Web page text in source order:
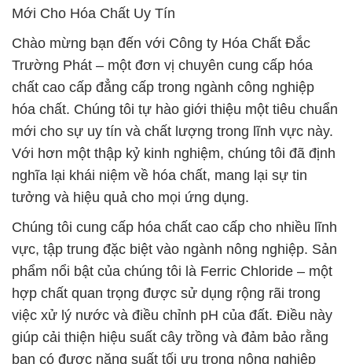
hóa chất. Chúng tôi tự hào giới thiệu một tiêu chuẩn
mới cho sự uy tín và chất lượng trong lĩnh vực này.
Với hơn một thập kỷ kinh nghiệm, chúng tôi đã định
nghĩa lại khái niệm về hóa chất, mang lại sự tin
tưởng và hiệu quả cho mọi ứng dụng.
Chúng tôi cung cấp hóa chất cao cấp cho nhiều lĩnh
vực, tập trung đặc biệt vào ngành nông nghiệp. Sản
phẩm nổi bật của chúng tôi là Ferric Chloride – một
hợp chất quan trọng được sử dụng rộng rãi trong
việc xử lý nước và điều chỉnh pH của đất. Điều này
giúp cải thiện hiệu suất cây trồng và đảm bảo rằng
bạn có được năng suất tối ưu trong nông nghiệp
của mình. Sản phẩm của chúng tôi đã được thử
nghiệm và chứng minh về tính hiệu quả và an toàn,
đảm bảo rằng bạn có thể tin tưởng sử dụng chúng
trong mọi ứng dụng.